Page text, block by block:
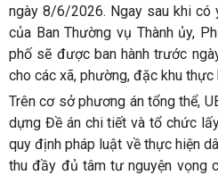
ngày 8/6/2026. Ngay sau khi có
của Ban Thường vụ Thành ủy,
phố sẽ được ban hànhtrước
cho các xã, phường, đặc khu thực
Trên cơ sở phương án tổng thể,
dựng Đề án chi tiết và tổ chức
quy định pháp luật về thực hiện
thu đầy đủ tâm tư nguyện vọng